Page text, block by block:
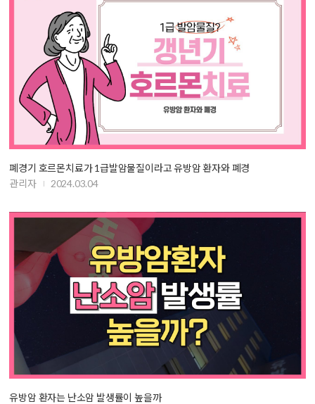
폐경기 호르몬치료가 1급발암물질이라고 유방암 환자와 폐경
관리자
2024.03.04
유방암 환자는 난소암 발생률이 높을까